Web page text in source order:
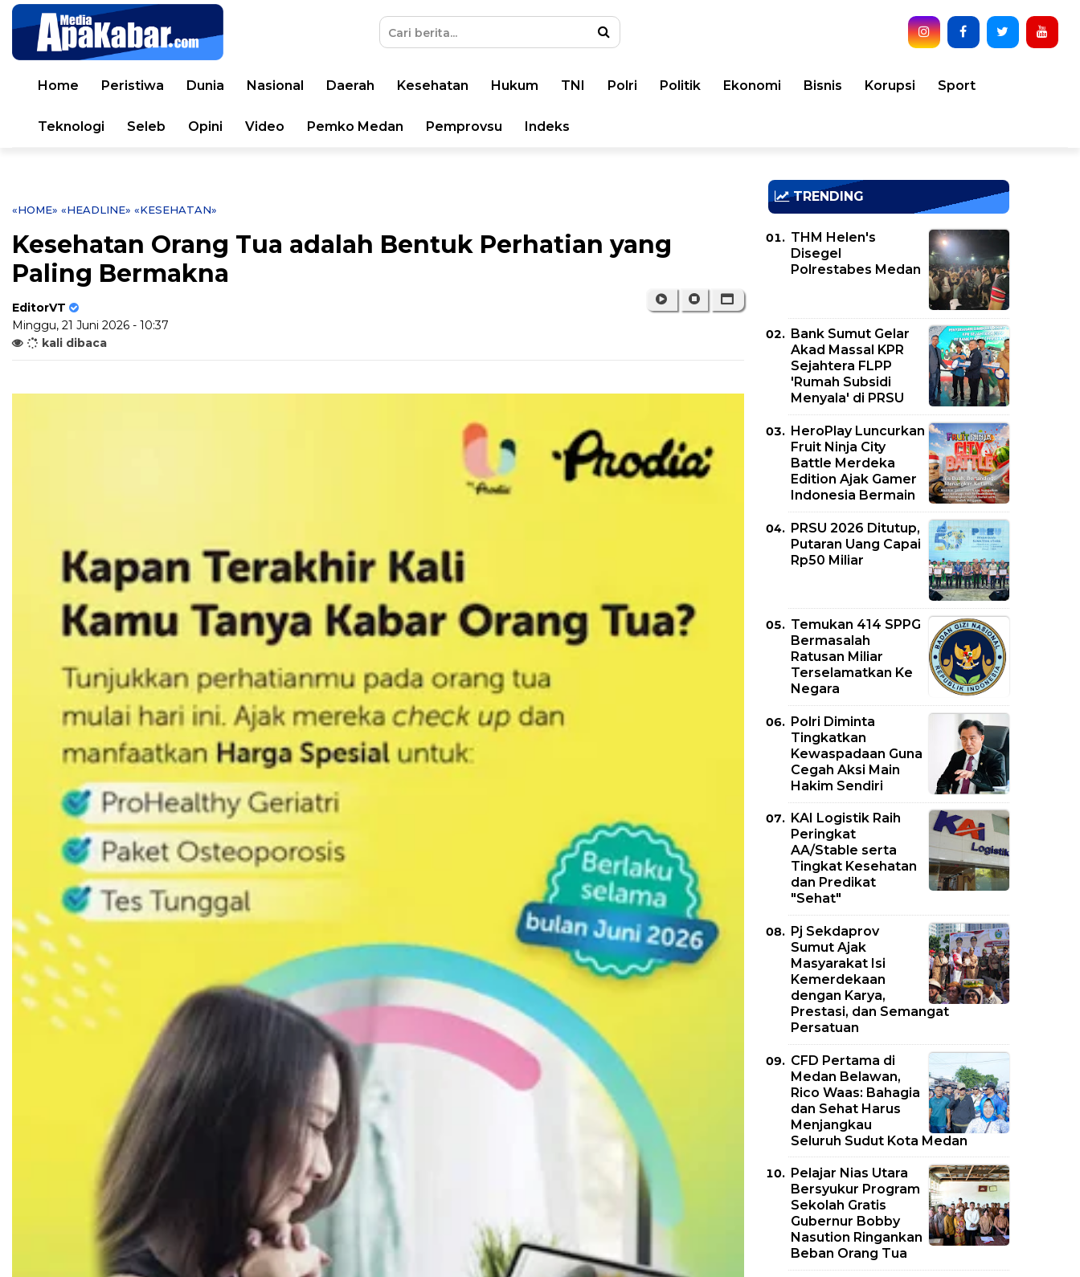
Home Peristiwa Dunia Nasional Daerah Kesehatan Hukum TNI Polri Politik Ekonomi Bisnis Korupsi Sport
Teknologi Seleb Opini Video Pemko Medan Pemprovsu Indeks
«HOME» «HEADLINE» «KESEHATAN»
Kesehatan Orang Tua adalah Bentuk Perhatian yang
Paling Bermakna
EditorVT
Minggu, 21 Juni 2026 - 10:37
kali dibaca
TRENDING
THM Helen's
Disegel
Polrestabes Medan
Bank Sumut Gelar
Akad Massal KPR
Sejahtera FLPP
'Rumah Subsidi
Menyala' di PRSU
HeroPlay Luncurkan
Fruit Ninja City
Battle Merdeka
Edition Ajak Gamer
Indonesia Bermain
PRSU 2026 Ditutup,
Putaran Uang Capai
Rp50 Miliar
Temukan 414 SPPG
Bermasalah
Ratusan Miliar
Terselamatkan Ke
Negara
Polri Diminta
Tingkatkan
Kewaspadaan Guna
Cegah Aksi Main
Hakim Sendiri
KAI Logistik Raih
Peringkat
AA/Stable serta
Tingkat Kesehatan
dan Predikat
"Sehat"
Pj Sekdaprov
Sumut Ajak
Masyarakat Isi
Kemerdekaan
dengan Karya,
Prestasi, dan Semangat
Persatuan
CFD Pertama di
Medan Belawan,
Rico Waas: Bahagia
dan Sehat Harus
Menjangkau
Seluruh Sudut Kota Medan
Pelajar Nias Utara
Bersyukur Program
Sekolah Gratis
Gubernur Bobby
Nasution Ringankan
Beban Orang Tua